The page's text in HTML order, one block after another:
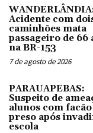
Acidente com
caminhões mata
passageiro de 66
na BR-153
7 de agosto de 2026
PARAUAPEBAS:
Suspeito de
alunos com facão
preso após
escola